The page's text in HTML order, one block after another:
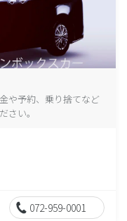
や予約、乗り捨てなど
さい。
072-959-0001